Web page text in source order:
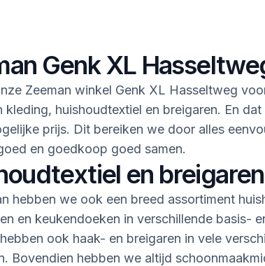
Genk XL
Zeeman winkel Genk XL Hasseltweg
kleding, huishoudtextiel en breigaren. En
prijs. Dit bereiken we door alles
en goedkoop goed samen.
en breigaren
hebben we ook een breed assortiment
en keukendoeken in verschillende basis-
ook haak- en breigaren in vele
Bovendien hebben we altijd